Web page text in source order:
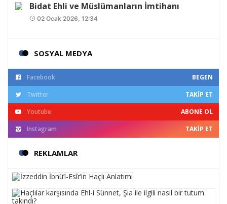
Bidat Ehli ve Müslümanların İmtihanı
access_time 02 Ocak 2026, 12:34
SOSYAL MEDYA
Facebook
BEGEN
Twitter
TAKIP ET
Youtube
ABONE OL
Instagram
TAKIP ET
REKLAMLAR